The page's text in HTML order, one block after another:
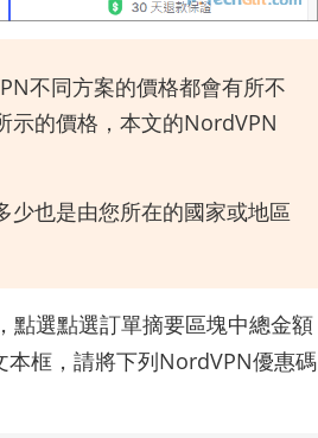
不同方案的價格都會有所不
示的價格，本文的NordVPN
少也是由您所在的國家或地區
點選點選訂單摘要區塊中總金額
框，請將下列NordVPN優惠碼